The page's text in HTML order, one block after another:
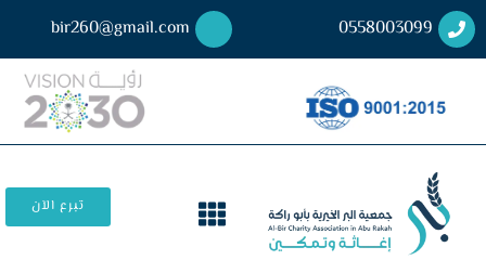
0558003099
bir260@gmail.com
تبرع الآن